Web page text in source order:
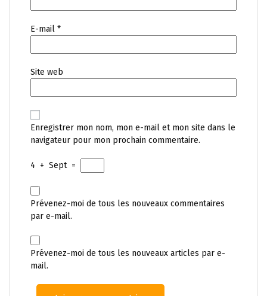
E-mail *
Site web
Enregistrer mon nom, mon e-mail et mon site dans le
navigateur pour mon prochain commentaire.
4 + Sept =
Prévenez-moi de tous les nouveaux commentaires
par e-mail.
Prévenez-moi de tous les nouveaux articles par e-
mail.